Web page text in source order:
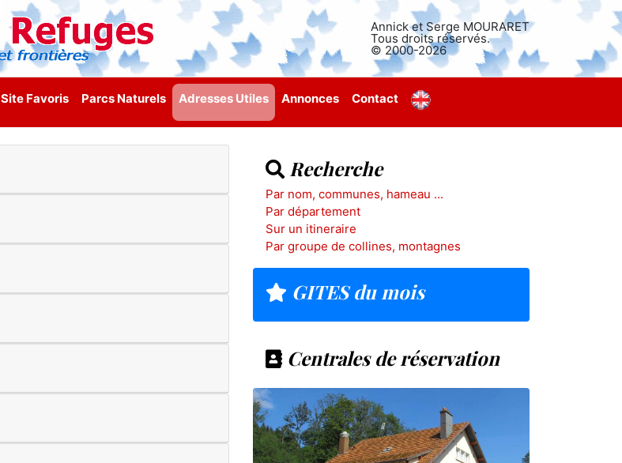
Annick et Serge MOURARET
Tous droits réservés.
© 2000-2026
Site Favoris Parcs Naturels Adresses Utiles Annonces Contact
Recherche
Par nom, communes, hameau ...
Par département
Sur un itineraire
Par groupe de collines, montagnes
GITES du mois
Centrales de réservation